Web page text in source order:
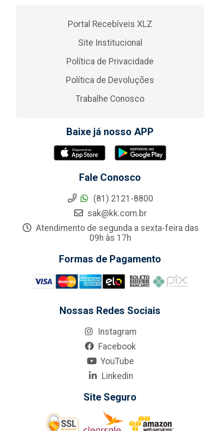
Portal Recebíveis XLZ
Site Institucional
Política de Privacidade
Política de Devoluções
Trabalhe Conosco
Baixe já nosso APP
Fale Conosco
(81) 2121-8800
sak@kk.com.br
Atendimento de segunda a sexta-feira das
09h às 17h
Formas de Pagamento
Nossas Redes Sociais
Instagram
Facebook
YouTube
Linkedin
Site Seguro